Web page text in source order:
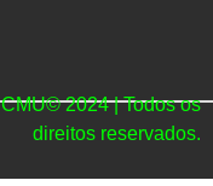
CMU© 2024 | Todos os
direitos reservados.